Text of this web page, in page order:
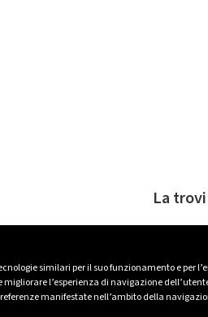
similari per il suo funzionamento e per
migliorare l’esperienza di navigazione
manifestate nell’ambito della
La